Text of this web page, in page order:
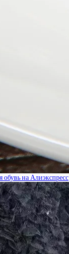
обувь на Алиэкспресс